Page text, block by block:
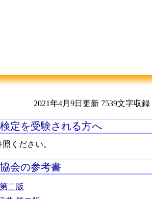
2021年4月9日更新 7539文字収録
定を受験される方へ
照ください。
会の参考書
二版